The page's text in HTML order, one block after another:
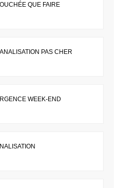
QUE FAIRE
PAS CHER
WEEK-END